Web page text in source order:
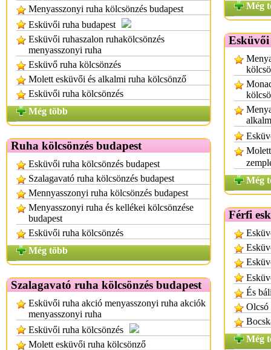
Menyasszonyi ruha kölcsönzés budapest
Esküvői ruha budapest
Esküvői ruhaszalon ruhakölcsönzés
menyasszonyi ruha
Esküvő ruha kölcsönzés
Molett esküvői és alkalmi ruha kölcsönző
Esküvői ruha kölcsönzés
Még több
Ruha kölcsönzés budapest
Esküvői ruha kölcsönzés budapest
Szalagavató ruha kölcsönzés budapest
Mennyasszonyi ruha kölcsönzés budapest
Menyasszonyi ruha és kellékei kölcsönzése
budapest
Esküvői ruha kölcsönzés
Még több
Szalagavató ruha kölcsönzés budapest
Esküvői ruha akció menyasszonyi ruha akciók
menyasszonyi ruha
Esküvői ruha kölcsönzés
Molett esküvői ruha kölcsönző
Még
Esküvői
Még
Férfi
És
Olcsó
Még